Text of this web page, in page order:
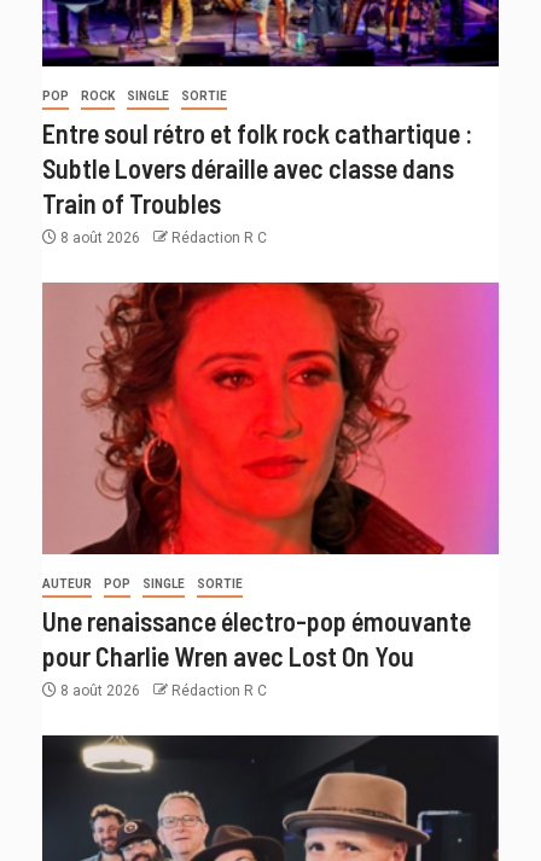
POP ROCK SINGLE SORTIE
Entre soul rétro et folk rock cathartique :
Subtle Lovers déraille avec classe dans
Train of Troubles
8 août 2026 Rédaction R C
AUTEUR POP SINGLE SORTIE
Une renaissance électro-pop émouvante
pour Charlie Wren avec Lost On You
8 août 2026 Rédaction R C